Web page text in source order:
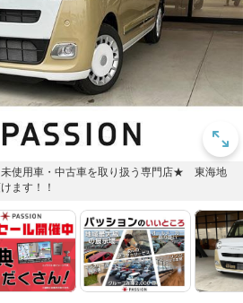
使用車・中古車を取り扱う専門店★ 東海地
ます！！